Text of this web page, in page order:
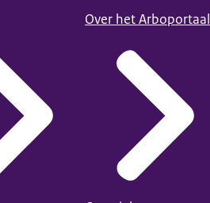
Over het Arboportaal